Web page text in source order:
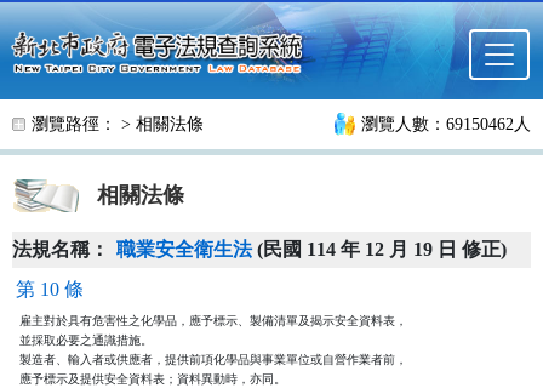
跳至主要內容
瀏覽路徑： > 相關法條 瀏覽人數：69150462人
相關法條
法規名稱： 職業安全衛生法(民國 114 年 12 月 19 日 修正)
第 10 條
雇主對於具有危害性之化學品，應予標示、製備清單及揭示安全資料表，
並採取必要之通識措施。
製造者、輸入者或供應者，提供前項化學品與事業單位或自營作業者前，
應予標示及提供安全資料表；資料異動時，亦同。